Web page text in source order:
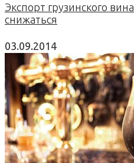
Экспорт грузинского
снижаться
03.09.2014